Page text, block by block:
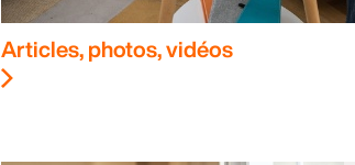
Articles, photos, vidéos